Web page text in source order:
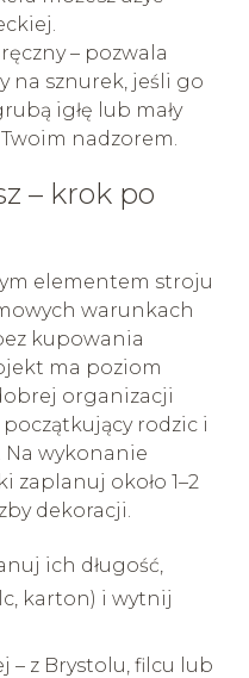
– pozwala
na sznurek, jeśli go
igłę lub mały
nadzorem.
– krok po
elementem stroju
warunkach
kupowania
ma poziom
organizacji
rodzic i
Na wykonanie
zaplanuj około 1–2
dekoracji.
ich długość,
karton) i wytnij
– z Brystolu, filcu lub